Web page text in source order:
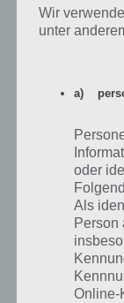
Shred It verfügt
wunderschönen
Die App ist
über In-App-Käufe
Shred It im Google
für iPhone und iPad.
Shred It für
Mit 4,0 Sternen
auch wenn wir
Wir
unter
a)
oder
Als
Person
Online-